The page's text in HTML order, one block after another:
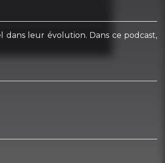
dans leur évolution. Dans ce podcast,